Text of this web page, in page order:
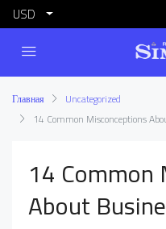
USD
Главная
Uncategorized
14 Common Misconceptions
14
About